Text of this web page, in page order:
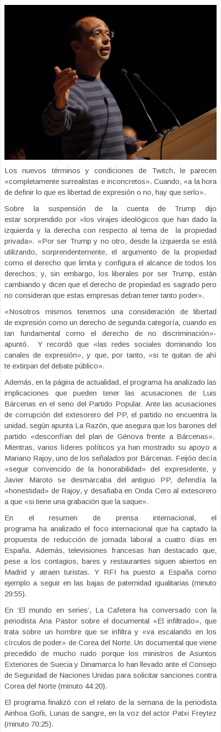
Los nuevos términos y condiciones de Twitch, le parecen
«completamente surrealistas e inconcretos». Cuando, «a la hora
de definir lo que es libertad de expresión o no, hay que serlo».
Sobre la suspensión de la cuenta de Trump dijo
estar sorprendido por «los virajes ideológicos que han dado la
izquierda y la derecha con respecto al tema de la propiedad
privada». «Por ser Trump y no otro, desde la izquierda se está
utilizando, sorprendentemente, el argumento de la propiedad
como el derecho que limita y configura el alcance de todos los
derechos; y, sin embargo, los liberales por ser Trump, están
cambiando y dicen que el derecho de propiedad es sagrado pero
no consideran que estas empresas deban tener tanto poder».
«Nosotros mismos tenemos una consideración de libertad
de expresión como un derecho de segunda categoría, cuando es
tan fundamental como el derecho de no discriminación»-
apuntó. Y recordó que «las redes sociales dominando los
canales de expresión», y que, por tanto, «si te quitan de ahí
te extirpan del debate público».
Además, en la página de actualidad, el programa ha analizado las
implicaciones que pueden tener las acusaciones de Luis
Bárcenas en el seno del Partido Popular. Ante las acusaciones
de corrupción del extesorero del PP, el partido no encuentra la
unidad, según apunta La Razón, que asegura que los barones del
partido «desconfían del plan de Génova frente a Bárcenas».
Mientras, varios líderes políticos ya han mostrado su apoyo a
Mariano Rajoy, uno de los señalados por Bárcenas. Feijóo decía
«seguir convencido de la honorabilidad» del expresidente, y
Javier Maroto se desmarcaba del antiguo PP, defendía la
«honestidad» de Rajoy, y desafiaba en Onda Cero al extesorero
a que «si tiene una grabación que la saque».
En el resumen de prensa internacional, el
programa ha analizado el foco internacional que ha captado la
propuesta de reducción de jornada laboral a cuatro días en
España. Además, televisiones francesas han destacado que,
pese a los contagios, bares y restaurantes siguen abiertos en
Madrid y atraen turistas. Y RFI ha puesto a España como
ejemplo a seguir en las bajas de paternidad igualitarias (minuto
29:55).
En ‘El mundo en series’, La Cafetera ha conversado con la
periodista Ana Pastor sobre el documental «El infiltrado», que
trata sobre un hombre que se infiltra y «va escalando en los
círculos de poder» de Corea del Norte. Un documental que viene
precedido de mucho ruido porque los ministros de Asuntos
Exteriores de Suecia y Dinamarca lo han llevado ante el Consejo
de Seguridad de Naciones Unidas para solicitar sanciones contra
Corea del Norte (minuto 44:20).
El programa finalizó con el relato de la semana de la periodista
Ainhoa Goñi, Lunas de sangre, en la voz del actor Patxi Freytez
(minuto 70:25).